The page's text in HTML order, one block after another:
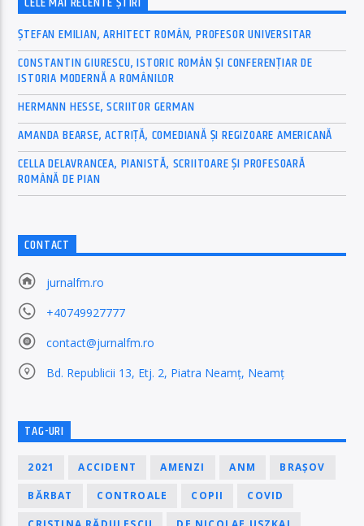
ȘTEFAN EMILIAN, ARHITECT ROMÂN, PROFESOR UNIVERSITAR
CONSTANTIN GIURESCU, ISTORIC ROMÂN ȘI CONFERENȚIAR DE
ISTORIA MODERNĂ A ROMÂNILOR
HERMANN HESSE, SCRIITOR GERMAN
AMANDA BEARSE, ACTRIȚĂ, COMEDIANĂ ȘI REGIZOARE AMERICANĂ
CELLA DELAVRANCEA, PIANISTĂ, SCRIITOARE ȘI PROFESOARĂ
ROMÂNĂ DE PIAN
CONTACT
jurnalfm.ro
+40749927777
contact@jurnalfm.ro
Bd. Republicii 13, Etj. 2, Piatra Neamț, Neamț
TAG-URI
2021 ACCIDENT AMENZI ANM BRAȘOV
BĂRBAT CONTROALE COPII COVID